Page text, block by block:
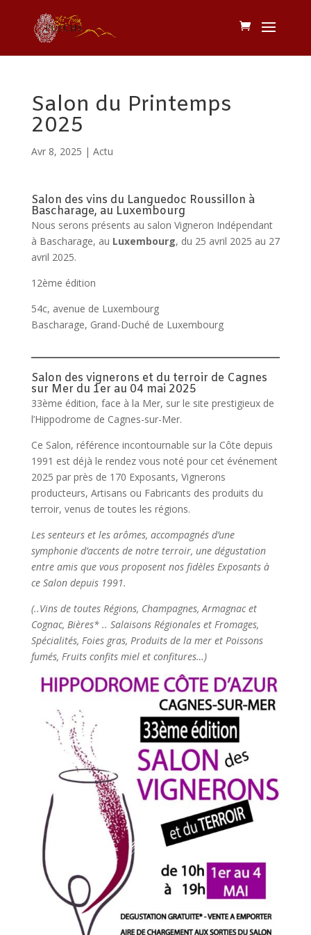
Salon du Printemps
2025
Avr 8, 2025 | Actu
Salon des vins du Languedoc Roussillon à
Bascharage, au Luxembourg
Nous serons présents au salon Vigneron Indépendant
à Bascharage, au Luxembourg, du 25 avril 2025 au 27
avril 2025.
12ème édition
54c, avenue de Luxembourg
Bascharage, Grand-Duché de Luxembourg
Salon des vignerons et du terroir de Cagnes
sur Mer du 1er au 04 mai 2025
33ème édition, face à la Mer, sur le site prestigieux de
l’Hippodrome de Cagnes-sur-Mer.
Ce Salon, référence incontournable sur la Côte depuis
1991 est déjà le rendez vous noté pour cet événement
2025 par près de 170 Exposants, Vignerons
producteurs, Artisans ou Fabricants des produits du
terroir, venus de toutes les régions.
Les senteurs et les arômes, accompagnés d’une
symphonie d’accents de notre terroir, une dégustation
entre amis que vous proposent nos fidèles Exposants à
ce Salon depuis 1991.
(..Vins de toutes Régions, Champagnes, Armagnac et
Cognac, Bières* .. Salaisons Régionales et Fromages,
Spécialités, Foies gras, Produits de la mer et Poissons
fumés, Fruits confits miel et confitures…)